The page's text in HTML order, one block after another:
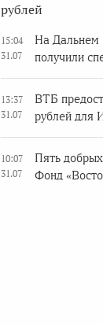
рублей
15:04
31.07
На Дальнем
получили
13:37
31.07
ВТБ
рублей для
10:07
31.07
Пять
Фонд